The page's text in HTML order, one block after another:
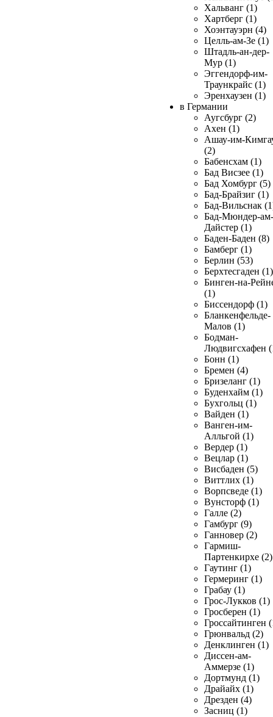
Хальванг (1)
Хартберг (1)
Хоэнтауэрн (4)
Целль-ам-Зе (1)
Штадль-ан-дер-
Мур (1)
Эггендорф-им-
Траункрайс (1)
Эренхаузен (1)
в Германии
Аугсбург (2)
Ахен (1)
Ашау-им-
(2)
Бабенсхам (1)
Бад Висзее (1)
Бад Хомбург (5)
Бад-Брайзиг (1)
Бад-Вильснак
Бад-Мюндер-ам-
Дайстер (1)
Баден-Баден (8)
Бамберг (1)
Берлин (53)
Берхтесгаден (1)
Бинген-на-
(1)
Биссендорф (1)
Бланкенфельде-
Малов (1)
Бодман-
Людвигсхафен
Бонн (1)
Бремен (4)
Бризеланг (1)
Буденхайм (1)
Бухгольц (1)
Вайден (1)
Ванген-им-
Алльгой (1)
Вердер (1)
Вецлар (1)
Висбаден (5)
Виттлих (1)
Ворпсведе (1)
Вунсторф (1)
Галле (2)
Гамбург (9)
Ганновер (2)
Гармиш-
Партенкирхе (2)
Гаутинг (1)
Гермеринг (1)
Грабау (1)
Грос-Лукков (1)
Гросберен (1)
Гроссайтинген
Грюнвальд (2)
Денклинген (1)
Диссен-ам-
Аммерзе (1)
Дортмунд (1)
Драйайх (1)
Дрезден (4)
Засниц (1)